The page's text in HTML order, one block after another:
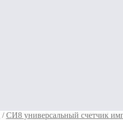
/СИ8 универсальный счетчик